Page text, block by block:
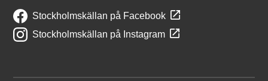
Stockholmskällan på Facebook
Stockholmskällan på Instagram